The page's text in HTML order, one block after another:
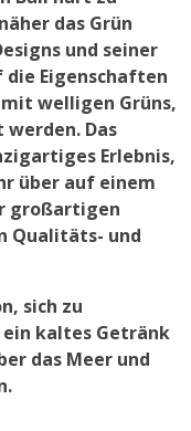
das Grün
und seiner
die Eigenschaften
welligen Grüns,
Das
Erlebnis,
über auf einem
großartigen
Qualitäts- und
sich zu
ein kaltes Getränk
das Meer und